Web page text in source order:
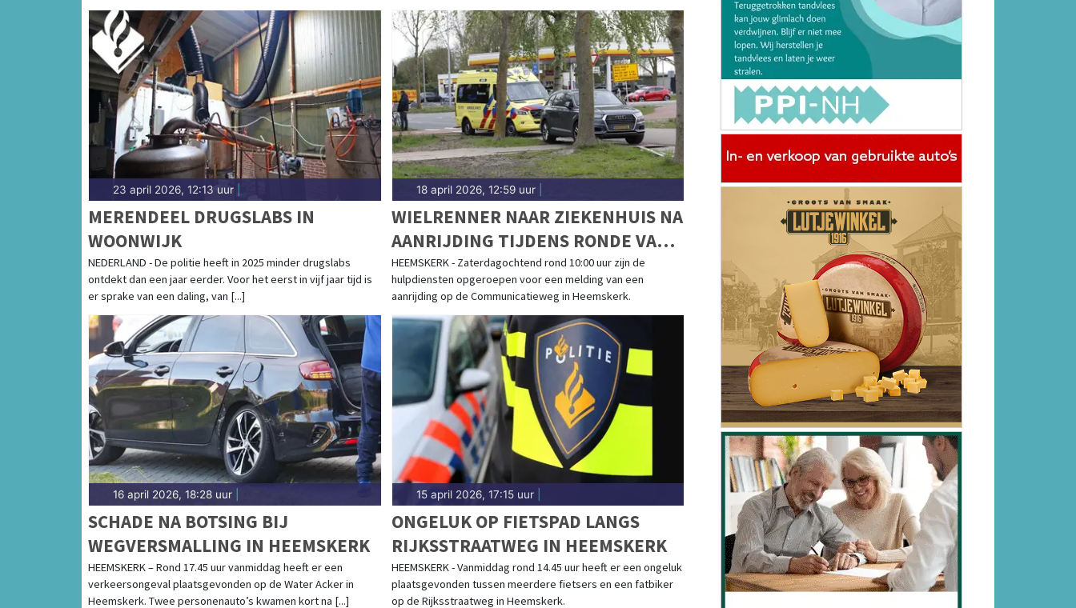
23 april 2026, 12:13 uur
MERENDEEL DRUGSLABS IN
WOONWIJK
NEDERLAND - De politie heeft in 2025 minder drugslabs
ontdekt dan een jaar eerder. Voor het eerst in vijf jaar tijd is
er sprake van een daling, van [...]
18 april 2026, 12:59 uur|
WIELRENNER NAAR ZIEKENHUIS NA
AANRIJDING TIJDENS RONDE VAN
NOORD HOLLAND
HEEMSKERK - Zaterdagochtend rond 10:00 uur zijn de
hulpdiensten opgeroepen voor een melding van een
aanrijding op de Communicatieweg in Heemskerk.
16 april 2026, 18:28 uur
SCHADE NA BOTSING BIJ
WEGVERSMALLING IN HEEMSKERK
HEEMSKERK – Rond 17.45 uur vanmiddag heeft er een
verkeersongeval plaatsgevonden op de Water Acker in
Heemskerk. Twee personenauto’s kwamen kort na [...]
15 april 2026, 17:15 uur|
ONGELUK OP FIETSPAD LANGS
RIJKSSTRAATWEG IN HEEMSKERK
HEEMSKERK - Vanmiddag rond 14.45 uur heeft er een ongeluk
plaatsgevonden tussen meerdere fietsers en een fatbiker
op de Rijksstraatweg in Heemskerk.